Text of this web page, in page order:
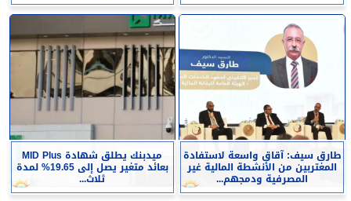
طارق سيف: آقاق واسعة لاستفادة
المغتربين من الأنشطة المالية غير
المصرفية ودمجهم...
ميدبنك يطلق شهادة MID Plus
بعائد متغير يصل إلى 19.65% لمدة
ثلاث...